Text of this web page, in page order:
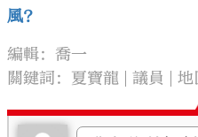
風？
編輯：喬一
關鍵詞： 夏寶龍 議員 地